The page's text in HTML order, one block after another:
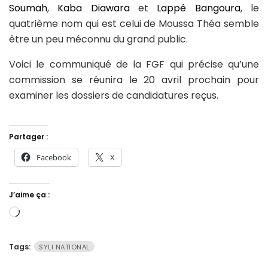
Soumah, Kaba Diawaraet Lappé Bangoura, le
quatrième nom qui est celui de Moussa Théa semble
être un peu méconnu du grand public.
Voici le communiqué de la FGF qui précise qu’une
commission se réunira le 20 avril prochain pour
examiner les dossiers de candidatures reçus.
Partager :
Facebook X
J’aime ça :
Chargement…
Tags: SYLI NATIONAL